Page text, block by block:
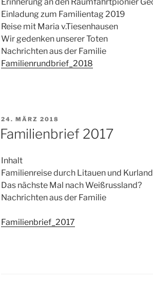
Einladung zum Familientag 2019
Reise mit Maria v.Tiesenhausen
Wir gedenken unserer Toten
Nachrichten aus der Familie
Familienrundbrief_2018
VERÖFFENTLICHT
AM
24. MÄRZ 2018
Familienbrief 2017
Inhalt
Familienreise durch Litauen und Kurland
Das nächste Mal nach Weißrussland?
Nachrichten aus der Familie
Familienbrief_2017